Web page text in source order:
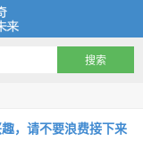
，请不要浪费接下来